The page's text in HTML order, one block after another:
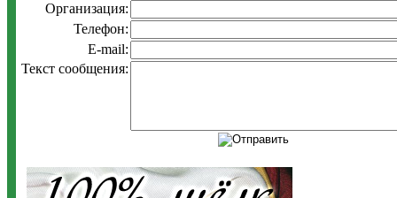
Организация:
Телефон:
E-mail:
Текст сообщения: